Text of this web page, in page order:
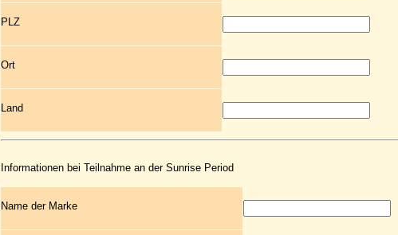
PLZ
Ort
Land
Informationen bei Teilnahme an der Sunrise Period
Name der Marke